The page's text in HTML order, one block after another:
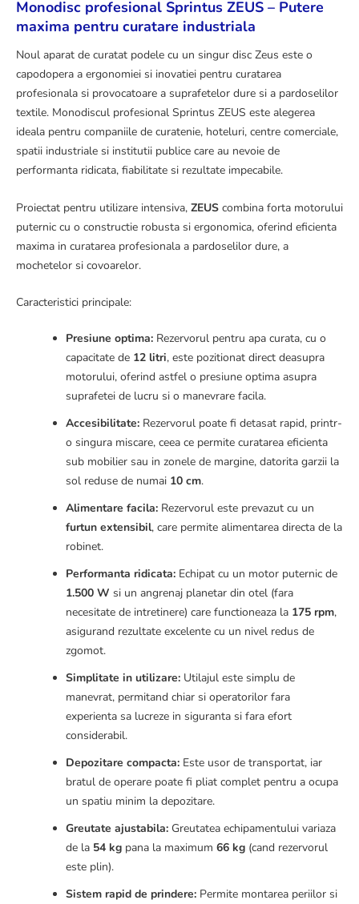
Monodisc profesional Sprintus ZEUS – Putere
maxima pentru curatare industriala
Noul aparat de curatat podele cu un singur disc Zeus este o
capodopera a ergonomiei si inovatiei pentru curatarea
profesionala si provocatoare a suprafetelor dure si a pardoselilor
textile. Monodiscul profesional Sprintus ZEUS este alegerea
ideala pentru companiile de curatenie, hoteluri, centre comerciale,
spatii industriale si institutii publice care au nevoie de
performanta ridicata, fiabilitate si rezultate impecabile.
Proiectat pentru utilizare intensiva, ZEUS combina forta motorului
puternic cu o constructie robusta si ergonomica, oferind eficienta
maxima in curatarea profesionala a pardoselilor dure, a
mochetelor si covoarelor.
Caracteristici principale:
Presiune optima: Rezervorul pentru apa curata, cu o
capacitate de 12 litri, este pozitionat direct deasupra
motorului, oferind astfel o presiune optima asupra
suprafetei de lucru si o manevrare facila.
Accesibilitate: Rezervorul poate fi detasat rapid, printr-
o singura miscare, ceea ce permite curatarea eficienta
sub mobilier sau in zonele de margine, datorita garzii la
sol reduse de numai 10 cm.
Alimentare facila: Rezervorul este prevazut cu un
furtun extensibil, care permite alimentarea directa de la
robinet.
Performanta ridicata: Echipat cu un motor puternic de
1.500 W si un angrenaj planetar din otel (fara
necesitate de intretinere) care functioneaza la 175 rpm,
asigurand rezultate excelente cu un nivel redus de
zgomot.
Simplitate in utilizare: Utilajul este simplu de
manevrat, permitand chiar si operatorilor fara
experienta sa lucreze in siguranta si fara efort
considerabil.
Depozitare compacta: Este usor de transportat, iar
bratul de operare poate fi pliat complet pentru a ocupa
un spatiu minim la depozitare.
Greutate ajustabila: Greutatea echipamentului variaza
de la 54 kg pana la maximum 66 kg (cand rezervorul
este plin).
Sistem rapid de prindere: Permite montarea periilor si